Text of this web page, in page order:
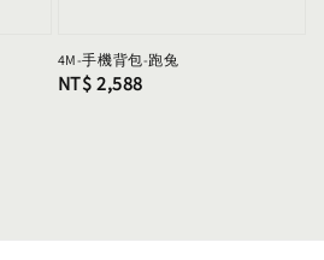
4M-手機背包-跑兔
Regular
NT$ 2,588